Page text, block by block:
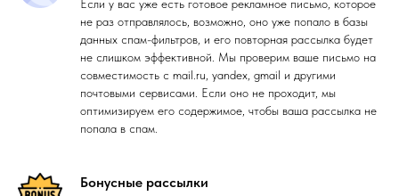
Если у вас уже есть готовое рекламное письмо, которое
не раз отправлялось, возможно, оно уже попало в базы
данных спам-фильтров, и его повторная рассылка будет
не слишком эффективной. Мы проверим ваше письмо на
совместимость с mail.ru, yandex, gmail и другими
почтовыми сервисами. Если оно не проходит, мы
оптимизируем его содержимое, чтобы ваша рассылка не
попала в спам.
Бонусные рассылки